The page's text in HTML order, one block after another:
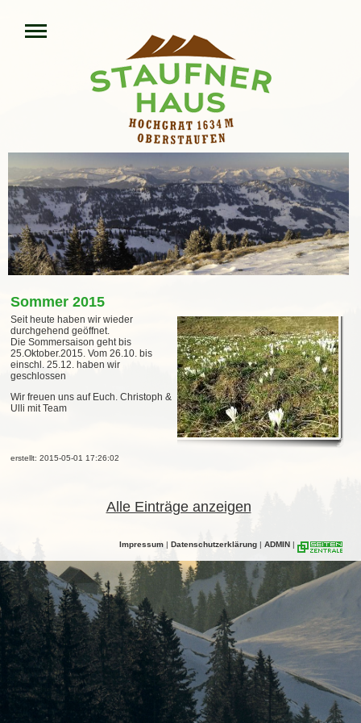
Sommer 2015
Seit heute haben wir wieder
durchgehend geöffnet.
Die Sommersaison geht bis
25.Oktober.2015. Vom 26.10. bis
einschl. 25.12. haben wir
geschlossen
Wir freuen uns auf Euch. Christoph &
Ulli mit Team
erstellt: 2015-05-01 17:26:02
Alle Einträge anzeigen
Impressum | Datenschutzerklärung | ADMIN |